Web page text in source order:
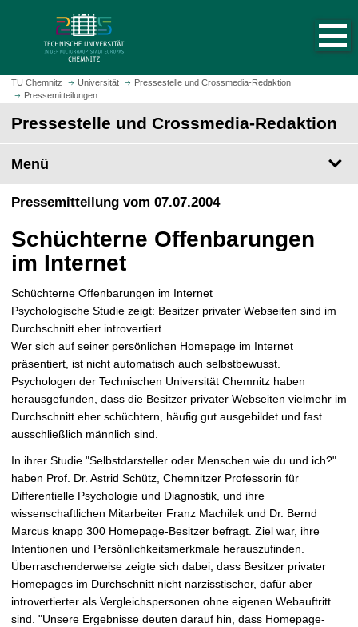
m
H
t
s
i
e
a
u
r
f
e
n
TU Chemnitz Universität
Pressestelle und Crossmedia-Redaktion
Pressemitteilungen
Pressestelle und Crossmedia-Redaktion
Menü
Pressemitteilung vom 07.07.2004
Schüchterne Offenbarungen
im Internet
Schüchterne Offenbarungen im Internet
Psychologische Studie zeigt: Besitzer privater Webseiten sind im
Durchschnitt eher introvertiert
Wer sich auf seiner persönlichen Homepage im Internet
präsentiert, ist nicht automatisch auch selbstbewusst.
Psychologen der Technischen Universität Chemnitz haben
herausgefunden, dass die Besitzer privater Webseiten vielmehr im
Durchschnitt eher schüchtern, häufig gut ausgebildet und fast
ausschließlich männlich sind.
In ihrer Studie "Selbstdarsteller oder Menschen wie du und ich?"
haben Prof. Dr. Astrid Schütz, Chemnitzer Professorin für
Differentielle Psychologie und Diagnostik, und ihre
wissenschaftlichen Mitarbeiter Franz Machilek und Dr. Bernd
Marcus knapp 300 Homepage-Besitzer befragt. Ziel war, ihre
Intentionen und Persönlichkeitsmerkmale herauszufinden.
Überraschenderweise zeigte sich dabei, dass Besitzer privater
Homepages im Durchschnitt nicht narzisstischer, dafür aber
introvertierter als Vergleichspersonen ohne eigenen Webauftritt
sind. "Unsere Ergebnisse deuten darauf hin, dass Homepage-